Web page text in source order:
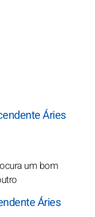
Áries
um bom
Áries